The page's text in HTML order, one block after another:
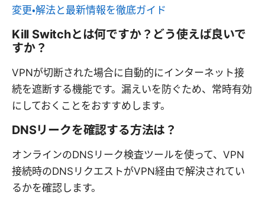
変更・解法と最新情報を徹底ガイド
Kill Switchとは何ですか？どう使えば良いで
すか？
VPNが切断された場合に自動的にインターネット接
続を遮断する機能です。漏えいを防ぐため、常時有効
にしておくことをおすすめします。
DNSリークを確認する方法は？
オンラインのDNSリーク検査ツールを使って、VPN
接続時のDNSリクエストがVPN経由で解決されてい
るかを確認します。